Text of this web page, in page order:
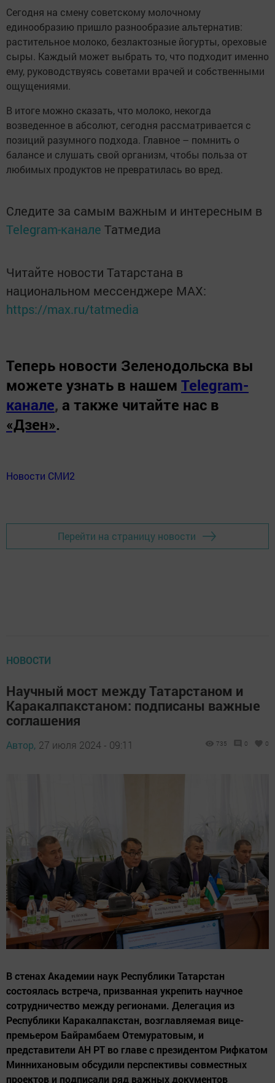
Сегодня на смену советскому молочному
единообразию пришло разнообразие альтернатив:
растительное молоко, безлактозные йогурты, ореховые
сыры. Каждый может выбрать то, что подходит именно
ему, руководствуясь советами врачей и собственными
ощущениями.
В итоге можно сказать, что молоко, некогда
возведенное в абсолют, сегодня рассматривается с
позиций разумного подхода. Главное – помнить о
балансе и слушать свой организм, чтобы польза от
любимых продуктов не превратилась во вред.
Следите за самым важным и интересным в
Telegram-канале Татмедиа
Читайте новости Татарстана в
национальном мессенджере MАХ:
https://max.ru/tatmedia
Теперь новости Зеленодольска вы
можете узнать в нашем Telegram-
канале, а также читайте нас в
«Дзен».
Новости СМИ2
Перейти на страницу новости
НОВОСТИ
Научный мост между Татарстаном и
Каракалпакстаном: подписаны важные
соглашения
Автор, 27 июля 2024 - 09:11 735 0 0
В стенах Академии наук Республики Татарстан
состоялась встреча, призванная укрепить научное
сотрудничество между регионами. Делегация из
Республики Каракалпакстан, возглавляемая вице-
премьером Байрамбаем Отемуратовым, и
представители АН РТ во главе с президентом Рифкатом
Миннихановым обсудили перспективы совместных
проектов и подписали ряд важных документов